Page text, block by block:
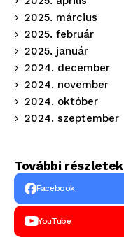
2025. március
2025. február
2025. január
2024. december
2024. november
2024. október
2024. szeptember
További részletek
Facebook
YouTube